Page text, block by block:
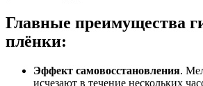
Главные преимущества
плёнки:
Эффект самовосстановления.
исчезают в течение нескольких